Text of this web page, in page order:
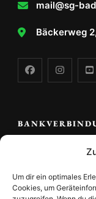
Um dir ein optimales
Cookies, um
mail@sg-
Bäckerweg
Volks -und